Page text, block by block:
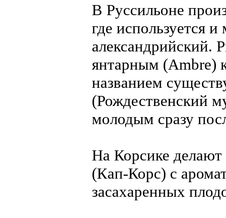
В Руссильоне
где используется
александрийский.
янтарным (Ambre)
названием
(Рождественский
молодым сразу
На Корсике
(Кап-Корс) c
засахаренных